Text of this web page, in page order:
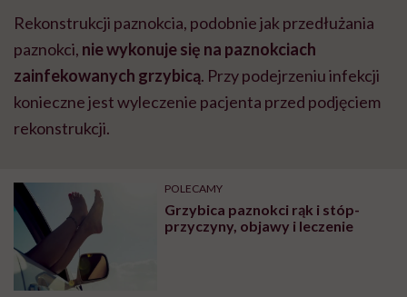
Rekonstrukcji paznokcia, podobnie jak przedłużania
paznokci, nie wykonuje się na paznokciach
zainfekowanych grzybicą. Przy podejrzeniu infekcji
konieczne jest wyleczenie pacjenta przed podjęciem
rekonstrukcji.
POLECAMY
Grzybica paznokci rąk i stóp-
przyczyny, objawy i leczenie